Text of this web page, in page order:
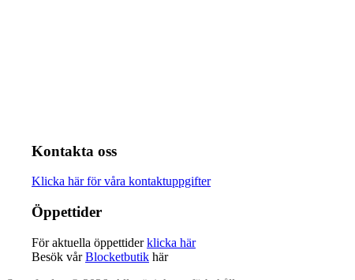
Kontakta oss
Klicka här för våra kontaktuppgifter
Öppettider
För aktuella öppettiderklicka här
Besök vårBlocketbutik här